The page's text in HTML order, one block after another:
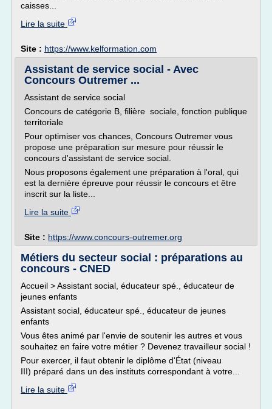
caisses...
Lire la suite
Site : https://www.kelformation.com
Assistant de service social - Avec
Concours Outremer ...
Assistant de service social
Concours de catégorie B, filière sociale, fonction publique
territoriale
Pour optimiser vos chances, Concours Outremer vous
propose une préparation sur mesure pour réussir le
concours d'assistant de service social.
Nous proposons également une préparation à l'oral, qui
est la dernière épreuve pour réussir le concours et être
inscrit sur la liste...
Lire la suite
Site : https://www.concours-outremer.org
Métiers du secteur social : préparations au
concours - CNED
Accueil > Assistant social, éducateur spé., éducateur de
jeunes enfants
Assistant social, éducateur spé., éducateur de jeunes
enfants
Vous êtes animé par l'envie de soutenir les autres et vous
souhaitez en faire votre métier ? Devenez travailleur social !
Pour exercer, il faut obtenir le diplôme d'État (niveau
III) préparé dans un des instituts correspondant à votre...
Lire la suite